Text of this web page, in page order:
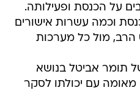
הרב, מול כל מערכות
תומר אביטל בנושא
מאומה עם יכולתו לסקר
שום בעיה לתומר
עת ולבצע בה עבודה